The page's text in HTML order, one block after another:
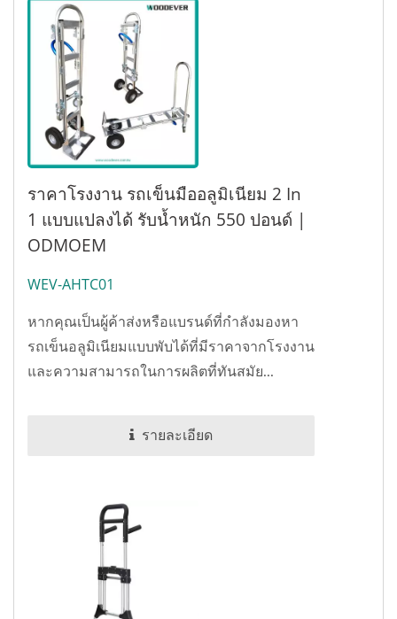
ราคาโรงงาน รถเข็นมืออลูมิเนียม 2 In
1 แบบแปลงได้ รับน้ำหนัก 550 ปอนด์ |
ODMOEM
WEV-AHTC01
หากคุณเป็นผู้ค้าส่งหรือแบรนด์ที่กำลังมองหา
รถเข็นอลูมิเนียมแบบพับได้ที่มีราคาจากโรงงาน
และความสามารถในการผลิตที่ทันสมัย...
รายละเอียด